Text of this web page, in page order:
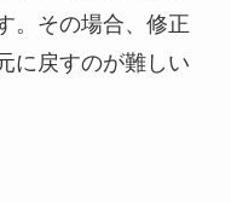
。その場合、修正
に戻すのが難しい